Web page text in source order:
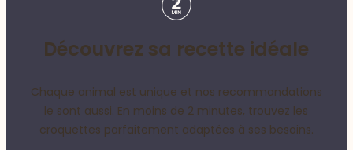
Découvrez sa recette idéale
Chaque animal est unique et nos recommandations
le sont aussi. En moins de 2 minutes, trouvez les
croquettes parfaitement adaptées à ses besoins.